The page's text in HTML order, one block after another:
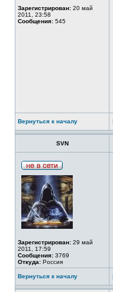
Зарегистрирован: 20 май
2011, 23:58
Сообщения: 545
Вернуться к началу
SVN
Зарегистрирован: 29 май
2011, 17:59
Сообщения: 3769
Откуда: Россия
Вернуться к началу